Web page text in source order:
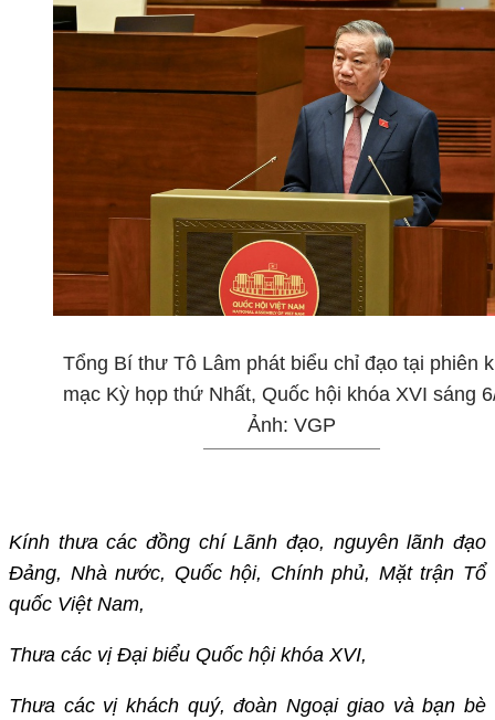
Tổng Bí thư Tô Lâm phát biểu chỉ đạo tại phiên
mạc Kỳ họp thứ Nhất, Quốc hội khóa XVI sáng
Ảnh: VGP
Kính thưa các đồng chí Lãnh đạo, nguyên lãnh đạo
Đảng, Nhà nước, Quốc hội, Chính phủ, Mặt trận Tổ
quốc Việt Nam,
Thưa các vị Đại biểu Quốc hội khóa XVI,
Thưa các vị khách quý, đoàn Ngoại giao và bạn bè